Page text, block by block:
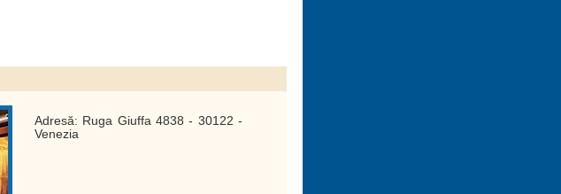
Adresă: Ruga Giuffa 4838 - 30122 -
Venezia